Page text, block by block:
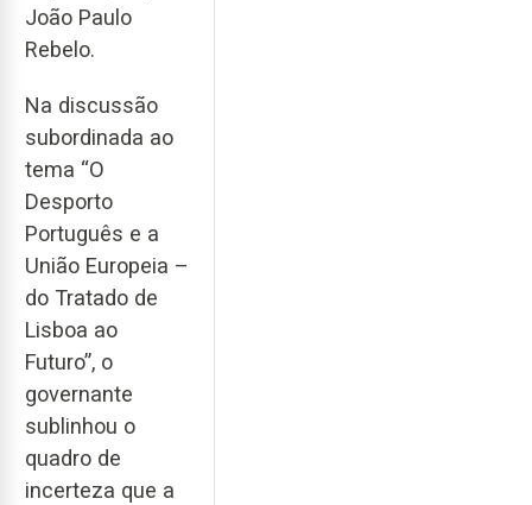
João Paulo
Rebelo.
Na discussão
subordinada ao
tema “O
Desporto
Português e a
União Europeia –
do Tratado de
Lisboa ao
Futuro”, o
governante
sublinhou o
quadro de
incerteza que a